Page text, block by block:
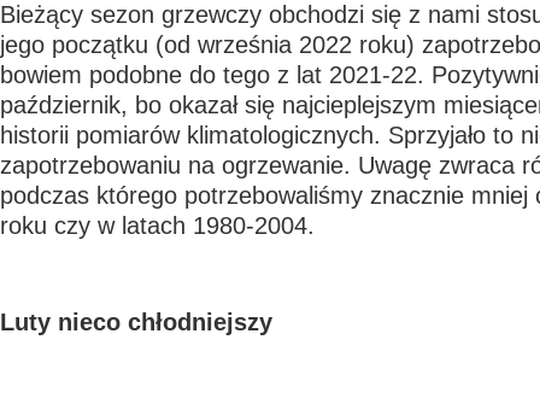
Bieżący sezon grzewczy obchodzi się z nami
jego początku (od września 2022 roku)
bowiem podobne do tego z lat 2021-22.
październik, bo okazał się najcieplejszym
historii pomiarów klimatologicznych. Sprzyjało to
zapotrzebowaniu na ogrzewanie. Uwagę zwraca
podczas którego potrzebowaliśmy znacznie mniej
roku czy w latach 1980-2004.
Luty nieco chłodniejszy